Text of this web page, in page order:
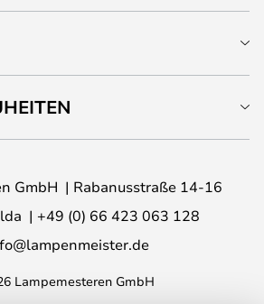
GmbH
Rabanusstraße 14-16
+49 (0) 66 423 063 128
Lampemesteren GmbH